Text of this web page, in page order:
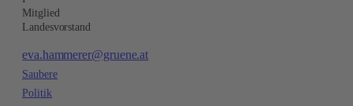
Mitglied
Landesvorstand
eva.hammerer@gruene.at
Saubere
Politik